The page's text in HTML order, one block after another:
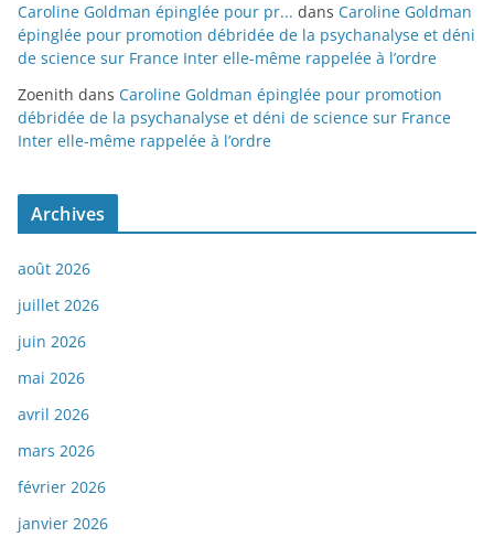
Caroline Goldman épinglée pour pr... dans Caroline Goldman
épinglée pour promotion débridée de la psychanalyse et déni
de science sur France Inter elle-même rappelée à l’ordre
Zoenith dans Caroline Goldman épinglée pour promotion
débridée de la psychanalyse et déni de science sur France
Inter elle-même rappelée à l’ordre
Archives
août 2026
juillet 2026
juin 2026
mai 2026
avril 2026
mars 2026
février 2026
janvier 2026